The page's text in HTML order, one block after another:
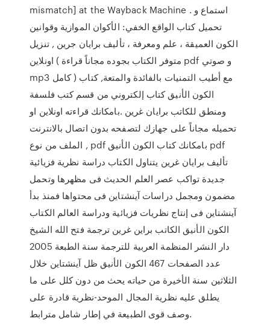
mismatch] at the Wayback Machine . استماع و
تحميل كتاب الواقع الخفي: الأكوان الموازية وقوانين
الكون العميقة ، علم ومعرفة ، تأليف برايان جرين , تنزيل
اونلاين ( متوفر الكتاب بجوده مجاناً قراءة pdf و صوتي
mp3 كامل ) مع أطيب التمنيات بالفائدة والمتعة, كتاب
الكون الأنيق كتاب إلكتروني من قسم كتب فلسفة
ومنطق للكاتب برايان غرين .بامكانك قراءته اونلاين او
تحميله مجاناً على جهازك لتصفحه بدون اتصال بالانترنت
, الملف من نوع pdf بامكانك كتاب الكون الأنيق pdf
تأليف برايان غرين يتناول الكتاب دراسة نظرية فزيائية
جديدة تواكب عصر العلم الحديث فى مظهرها وتحمل
مضمون ومجمل دراسات آينشتاين فى محتواها فمنذ بدأ
آينشتاين فى إنتاج نظريات فزيائية ودراسة العالم الكتاب
الكون الأنيق الكاتب براين غرين ترجمة فتح الله الشيخ
دار النشر المنظمة العربية للترجمة سنة الطبعة 2005
عدد الصفحات 467 الكون الأنيق ظل آينشتاين خلال
الثلاثين سنة الأخيرة من حياته يحث من دون كلل على ما
يطلق عليه نظرية المجال الموحد-نظرية قادرة على
وصف قوى الطبيعة في إطار شامل مترابط.